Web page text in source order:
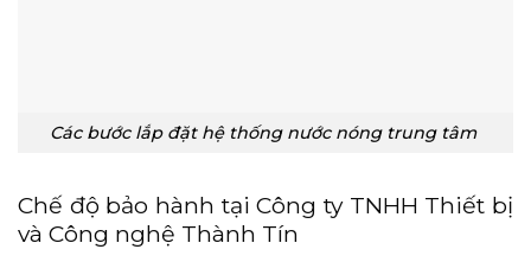
Các bước lắp đặt hệ thống nước nóng trung tâm
Chế độ bảo hành tại Công ty TNHH Thiết bị
và Công nghệ Thành Tín